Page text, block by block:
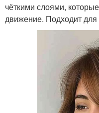
чёткими слоями,
движение. Подходит